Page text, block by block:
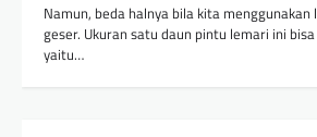
Namun, beda halnya bila kita
geser. Ukuran satu daun pintu lemari ini
yaitu…